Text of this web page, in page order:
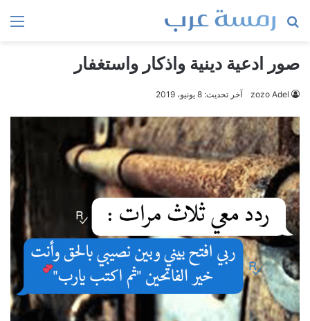
بحث
صور ادعية دينية واذكار واستغفار
zozo Adel آخر تحديث: 8 يونيو، 2019